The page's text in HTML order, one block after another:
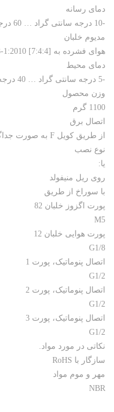
دمای رسانه
-10 درجه سانتی گراد … 60 درجه سانتی گراد
مدیوم خلبان
هوای فشرده به ISO 8573-1:2010 [7:4:4]
دمای محیط
-5 درجه سانتی گراد … 40 درجه سانتی گراد.
وزن محصول
1100 گرم
اتصال برق
از طریق کویل F به صورت جداگانه سفارش داده می شود
نوع نصب
یا:
روی ریل منیفولد
با سوراخ از طریق
پورت اگزوز خلبان 82
M5
پورت هوایی خلبان 12
G1/8
اتصال پنوماتیک، پورت 1
G1/2
اتصال پنوماتیک، پورت 2
G1/2
اتصال پنوماتیک، پورت 3
G1/2
نکاتی در مورد مواد.
سازگار با RoHS
مهر و موم مواد
NBR